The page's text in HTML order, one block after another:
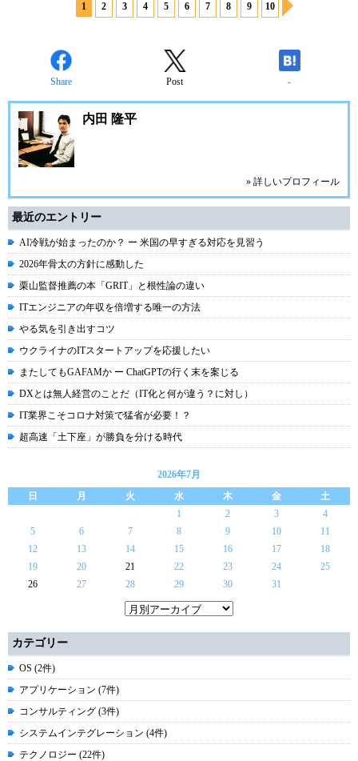
1 2 3 4 5 6 7 8 9 10
Share Post -
内田 隆平
» 詳しいプロフィール
最近のエントリー
AI冷戦が始まったのか？ ー 米国の早すぎる対応を見習う
2026年骨太の方針に感動した
栗山監督推薦の本「GRIT」と根性論の違い
ITエンジニアの年収を倍増する唯一の方法
やる気を引き出すコツ
ウクライナのITスタートアップを応援したい
またしてもGAFAMか ー ChatGPTの行く末を案じる
DXとは無人経営のことだ（IT化と何が違う？に対し）
IT業界こそコロナ対策で猛省が必要！？
超高速「土下座」が勝負を分ける時代
2026年7月
日
月 火 水 木 金
土
1
2 3
4
5
6 7 8 9 10
11
12
13 14 15 16 17
18
19
20 21 22 23 24
25
26
27 28 29 30 31
カテゴリー
OS (2件)
アプリケーション (7件)
コンサルティング (3件)
システムインテグレーション (4件)
テクノロジー (22件)